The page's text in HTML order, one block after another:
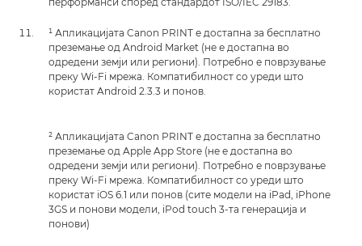
¹ Апликацијата Canon PRINT е достапна за бесплатно
преземање од Android Market (не е достапна во
одредени земји или региони). Потребно е поврзување
преку Wi-Fi мрежа. Компатибилност со уреди што
користат Android 2.3.3 и понов.
² Апликацијата Canon PRINT е достапна за бесплатно
преземање од Apple App Store (не е достапна во
одредени земји или региони). Потребно е поврзување
преку Wi-Fi мрежа. Компатибилност со уреди што
користат iOS 6.1 или понов (сите модели на iPad, iPhone
3GS и понови модели, iPod touch 3-та генерација и
понови)